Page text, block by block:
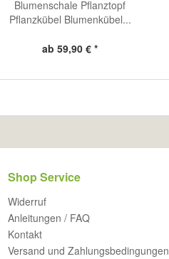
Blumenschale Pflanztopf
Pflanzkübel Blumenkübel...
ab 59,90 € *
Shop Service
Widerruf
Anleitungen / FAQ
Kontakt
Versand und Zahlungsbedingungen